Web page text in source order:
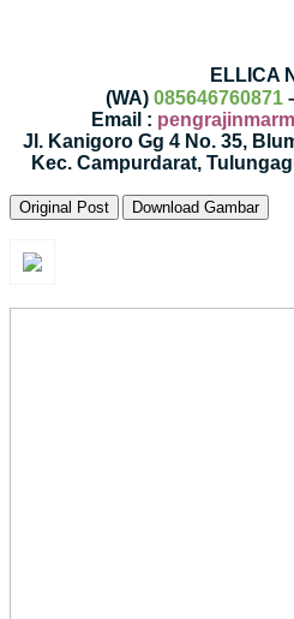
ELLICA
(WA) 085646760871
Email :
Jl. Kanigoro Gg 4 No. 35,
Kec. Campurdarat,
Original Post Download Gambar